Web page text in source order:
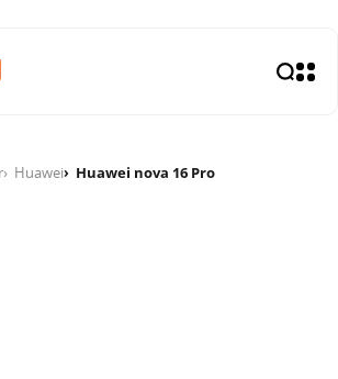
Huawei Huawei nova 16 Pro